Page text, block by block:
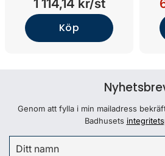
1 114,14 kr/st
Köp
Genom att fylla i min mailadress
Badhusets